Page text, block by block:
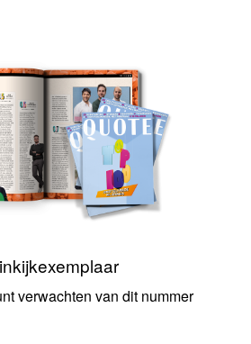
verwachten van dit nummer